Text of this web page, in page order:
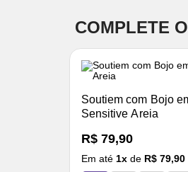
COMPLETE
Soutiem com Bojo
Sensitive Areia
R$ 79,90
Em até 1x de R$ 79,90